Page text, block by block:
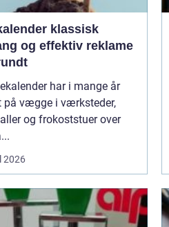
klassisk
og effektiv reklame
har i mange år
vægge i værksteder,
og frokoststuer over
2026